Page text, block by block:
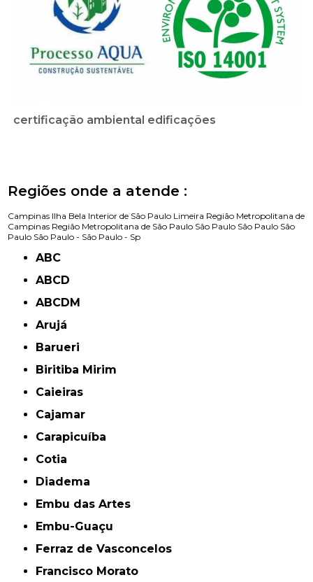
certificação ambiental edificações
Regiões onde a atende :
Campinas Ilha Bela Interior de São Paulo Limeira Região Metropolitana de
Campinas Região Metropolitana de São Paulo São Paulo São Paulo São
Paulo São Paulo - São Paulo - Sp
ABC
ABCD
ABCDM
Arujá
Barueri
Biritiba Mirim
Caieiras
Cajamar
Carapicuíba
Cotia
Diadema
Embu das Artes
Embu-Guaçu
Ferraz de Vasconcelos
Francisco Morato